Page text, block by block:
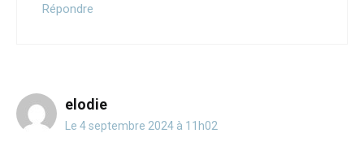
Répondre
elodie
Le 4 septembre 2024 à 11h02